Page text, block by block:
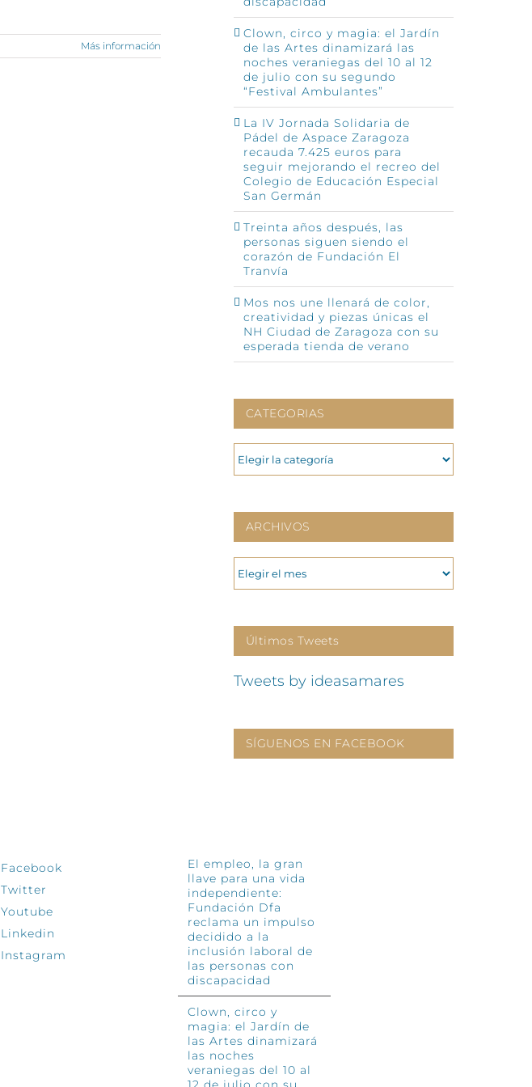
Más información
Clown, circo y magia: el Jardín
de las Artes dinamizará las
noches veraniegas del 10 al 12
de julio con su segundo
“Festival Ambulantes”
La IV Jornada Solidaria de
Pádel de Aspace Zaragoza
recauda 7.425 euros para
seguir mejorando el recreo del
Colegio de Educación Especial
San Germán
Treinta años después, las
personas siguen siendo el
corazón de Fundación El
Tranvía
Mos nos une llenará de color,
creatividad y piezas únicas el
NH Ciudad de Zaragoza con su
esperada tienda de verano
CATEGORIAS
CATEGORIAS
ARCHIVOS
ARCHIVOS
Últimos Tweets
Tweets by ideasamares
SÍGUENOS EN FACEBOOK
Facebook
Twitter
Youtube
Linkedin
Instagram
El empleo, la gran
llave para una vida
independiente:
Fundación Dfa
reclama un impulso
decidido a la
inclusión laboral de
las personas con
discapacidad
Clown, circo y
magia: el Jardín de
las Artes dinamizará
las noches
veraniegas del 10 al